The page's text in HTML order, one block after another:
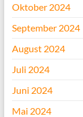
Oktober 2024
September 2024
August 2024
Juli 2024
Juni 2024
Mai 2024